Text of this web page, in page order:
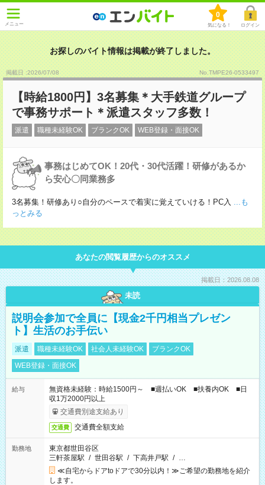
メニュー
0
気になる！ ログイン
お探しのバイト情報は掲載が終了しました。
掲載日 :2026/07/08 No.TMPE26-0533497
【時給1800円】3名募集＊大手鉄道グループ
で事務サポート＊派遣スタッフ多数！
派遣 職種未経験OK ブランクOK WEB登録・面接OK
事務はじめてOK！20代・30代活躍！研修があるか
ら安心〇同業務多
3名募集！研修あり○自分のペースで着実に覚えていける！PC入 ...も
っとみる
あなたの閲覧履歴からのオススメ
掲載日：2026.08.08
未読
説明会参加で全員に【現金2千円相当プレゼン
ト】生活のお手伝い
派遣 職種未経験OK 社会人未経験OK
ブランクOK
WEB登録・面接OK
給与
無資格未経験：時給1500円～ ■週払いOK ■扶養内OK ■日
収1万2000円以上
交通費別途支給あり
交通費 交通費全額支給
勤務地
東京都世田谷区
三軒茶屋駅 / 世田谷駅 / 下高井戸駅 / …
≪自宅からドアtoドアで30分以内！≫ご希望の勤務地を紹介
します。